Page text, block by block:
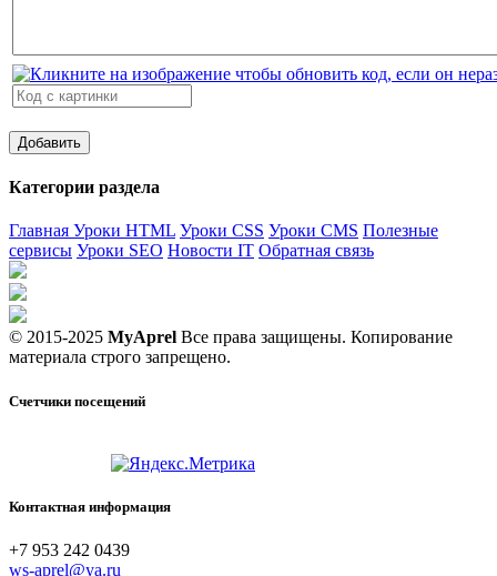
Категории раздела
Главная Уроки HTML Уроки CSS Уроки CMS Полезные
сервисы Уроки SEO Новости IT Обратная связь
© 2015-2025 MyAprel Все права защищены. Копирование
материала строго запрещено.
Счетчики посещений
Контактная информация
+7 953 242 0439
ws-aprel@ya.ru